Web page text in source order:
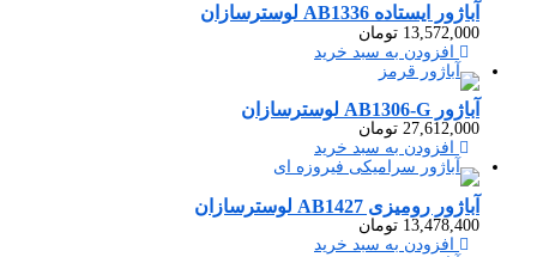
آباژور ایستاده AB1336 لوسترسازان
13,572,000 تومان
افزودن به سبد خرید
آباژور AB1306-G لوسترسازان
27,612,000 تومان
افزودن به سبد خرید
آباژور رومیزی AB1427 لوسترسازان
13,478,400 تومان
افزودن به سبد خرید